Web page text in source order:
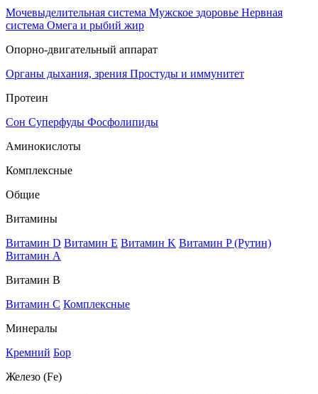
Мочевыделительная система Мужское здоровье Нервная
система Омега и рыбий жир
Опорно-двигательный аппарат
Органы дыхания, зрения Простуды и иммунитет
Протеин
Сон Суперфуды Фосфолипиды
Аминокислоты
Комплексные
Общие
Витамины
Витамин D Витамин E Витамин K Витамин P (Рутин)
Витамин А
Витамин В
Витамин C Комплексные
Минералы
Кремний Бор
Железо (Fe)